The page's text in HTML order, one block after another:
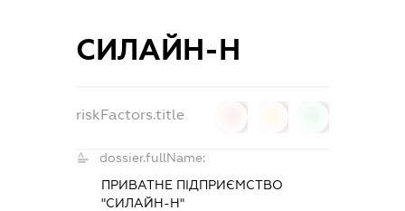
СИЛАЙН-Н
riskFactors.title
dossier.fullName:
ПРИВАТНЕ ПІДПРИЄМСТВО
"СИЛАЙН-Н"